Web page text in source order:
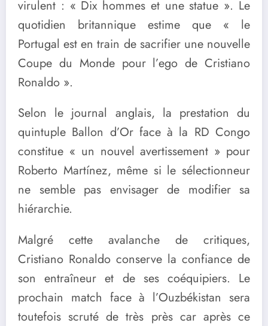
virulent : « Dix hommes et une statue ». Le
quotidien britannique estime que « le
Portugal est en train de sacrifier une nouvelle
Coupe du Monde pour l’ego de Cristiano
Ronaldo ».
Selon le journal anglais, la prestation du
quintuple Ballon d’Or face à la RD Congo
constitue « un nouvel avertissement » pour
Roberto Martínez, même si le sélectionneur
ne semble pas envisager de modifier sa
hiérarchie.
Malgré cette avalanche de critiques,
Cristiano Ronaldo conserve la confiance de
son entraîneur et de ses coéquipiers. Le
prochain match face à l’Ouzbékistan sera
toutefois scruté de très près car après ce